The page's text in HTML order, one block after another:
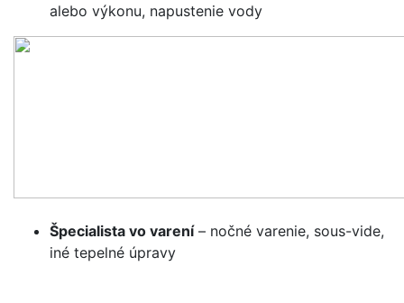
alebo výkonu, napustenie vody
Špecialista vo varení– nočné varenie, sous-vide,
iné tepelné úpravy